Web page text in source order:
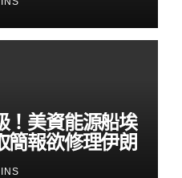
！美資能源船埃
報欲修理伊朗